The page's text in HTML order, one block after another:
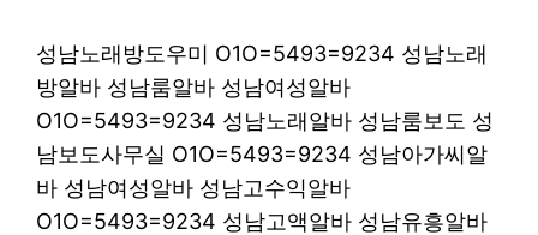
성남노래방도우미 O1O=5493=9234 성남노래
방알바 성남룸알바 성남여성알바
O1O=5493=9234 성남노래알바 성남룸보도 성
남보도사무실 O1O=5493=9234 성남아가씨알
바 성남여성알바 성남고수익알바
O1O=5493=9234 성남고액알바 성남유흥알바